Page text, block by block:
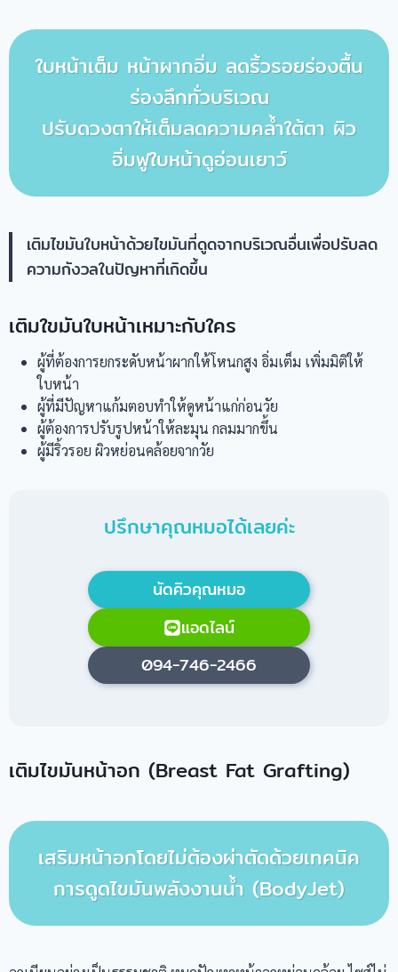
ใบหน้าเต็ม หน้าผากอิ่ม ลดริ้วรอยร่องตื้น
ร่องลึกทั่วบริเวณ
ปรับดวงตาให้เต็มลดความคล้ำใต้ตา ผิว
อิ่มฟูใบหน้าดูอ่อนเยาว์
เติมไขมันใบหน้าด้วยไขมันที่ดูดจากบริเวณอื่นเพื่อปรับลด
ความกังวลในปัญหาที่เกิดขึ้น
เติมใขมันใบหน้าเหมาะกับใคร
ผู้ที่ต้องการยกระดับหน้าผากให้โหนกสูง อิ่มเต็ม เพิ่มมิติให้
ใบหน้า
ผู้ที่มีปัญหาแก้มตอบทำให้ดูหน้าแก่ก่อนวัย
ผู้ต้องการปรับรูปหน้าให้ละมุน กลมมากขึ้น
ผู้มีริ้วรอย ผิวหย่อนคล้อยจากวัย
ปรึกษาคุณหมอได้เลยค่ะ
นัดคิวคุณหมอ
แอดไลน์
094-746-2466
เติมไขมันหน้าอก (Breast Fat Grafting)
เสริมหน้าอกโดยไม่ต้องผ่าตัดด้วยเทคนิค
การดูดไขมันพลังงานน้ำ (BodyJet)